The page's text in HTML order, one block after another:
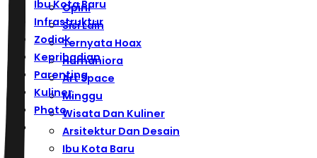
Ibu Kota Baru
Infrastruktur
Zodiak
Kepribadian
Parenting
Kuliner
Photo
Opini
Sisi Lain
Ternyata Hoax
Humaniora
Art Space
Minggu
Wisata Dan Kuliner
Arsitektur Dan Desain
Ibu Kota Baru